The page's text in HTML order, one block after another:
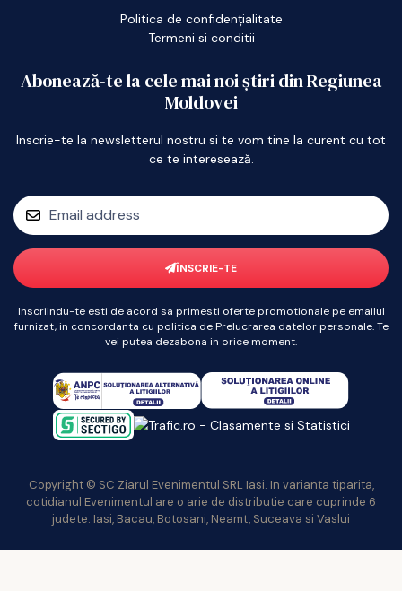
Politica de confidențialitate
Termeni si conditii
Abonează-te la cele mai noi știri din Regiunea
Moldovei
Inscrie-te la newsletterul nostru si te vom tine la curent cu tot
ce te interesează.
ÎNSCRIE-TE
Inscriindu-te esti de acord sa primesti oferte promotionale pe emailul
furnizat, in concordanta cu politica de Prelucrarea datelor personale. Te
vei putea dezabona in orice moment.
Copyright © SC Ziarul Evenimentul SRL Iasi. In varianta tiparita,
cotidianul Evenimentul are o arie de distributie care cuprinde 6
judete: Iasi, Bacau, Botosani, Neamt, Suceava si Vaslui